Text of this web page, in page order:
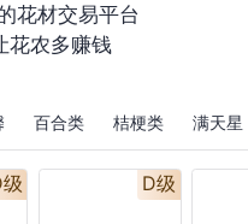
花材交易平台
花农多赚钱
百合类 桔梗类 满天星
D级